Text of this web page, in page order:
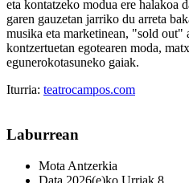
eta kontatzeko modua ere halakoa
garen gauzetan jarriko du arreta
musika eta marketinean, "sold out"
kontzertuetan egotearen moda,
egunerokotasuneko gaiak.
Iturria: teatrocampos.com
Laburrean
Mota Antzerkia